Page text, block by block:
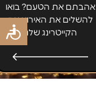
אהבתם את הטעם? בואו
להשלים את האירוע עם
הקייטרינג שלנו